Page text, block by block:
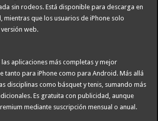
sin rodeos. Está disponible para descarga en
mientras que los usuarios de iPhone solo
web.
aplicaciones más completas y mejor
tanto para iPhone como para Android. Más allá
disciplinas como básquet y tenis, sumando más
Es gratuita con publicidad, aunque
mediante suscripción mensual o anual.